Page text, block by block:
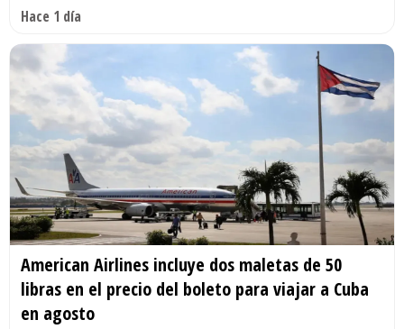
Hace 1 día
American Airlines incluye dos maletas de 50
libras en el precio del boleto para viajar a Cuba
en agosto